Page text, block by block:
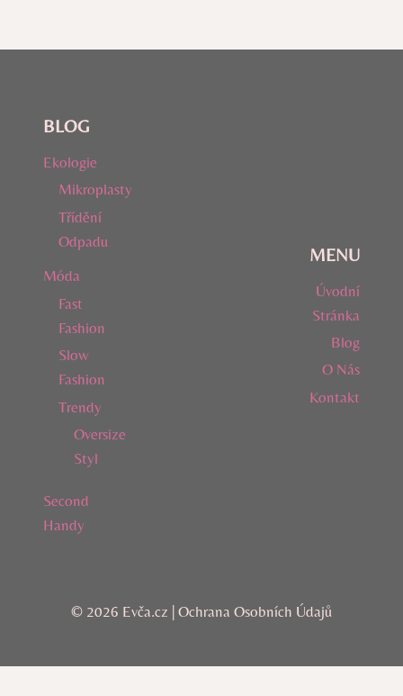
BLOG
Ekologie
Mikroplasty
Třídění
Odpadu
Móda
Fast
Fashion
Slow
Fashion
Trendy
Oversize
Styl
Second
Handy
MENU
Úvodní
Stránka
Blog
O Nás
Kontakt
© 2026 Evča.cz | Ochrana Osobních Údajů